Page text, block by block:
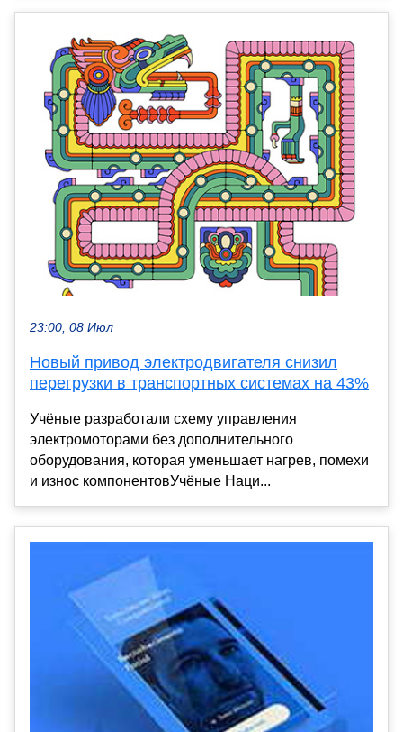
23:00, 08 Июл
Новый привод электродвигателя снизил
перегрузки в транспортных системах на 43%
Учёные разработали схему управления
электромоторами без дополнительного
оборудования, которая уменьшает нагрев, помехи
и износ компонентовУчёные Наци...